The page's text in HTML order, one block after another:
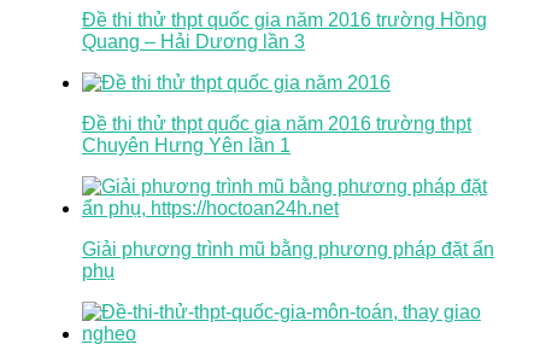
Đề thi thử thpt quốc gia năm 2016 trường Hồng
Quang – Hải Dương lần 3
Đề thi thử thpt quốc gia năm 2016 trường thpt
Chuyên Hưng Yên lần 1
Giải phương trình mũ bằng phương pháp đặt ẩn
phụ